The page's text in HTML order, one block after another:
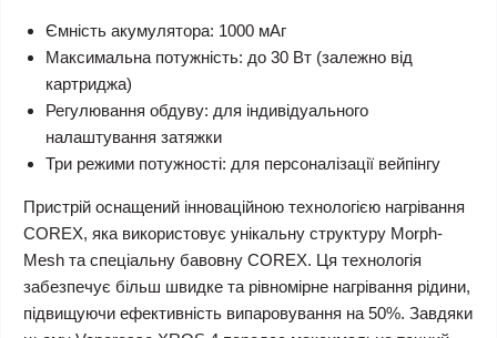
Ємність акумулятора: 1000 мАг
Максимальна потужність: до 30 Вт (залежно від
картриджа)
Регулювання обдуву: для індивідуального
налаштування затяжки
Три режими потужності: для персоналізації вейпінгу
Пристрій оснащений інноваційною технологією нагрівання
COREX, яка використовує унікальну структуру Morph-
Mesh та спеціальну бавовну COREX. Ця технологія
забезпечує більш швидке та рівномірне нагрівання рідини,
підвищуючи ефективність випаровування на 50%. Завдяки